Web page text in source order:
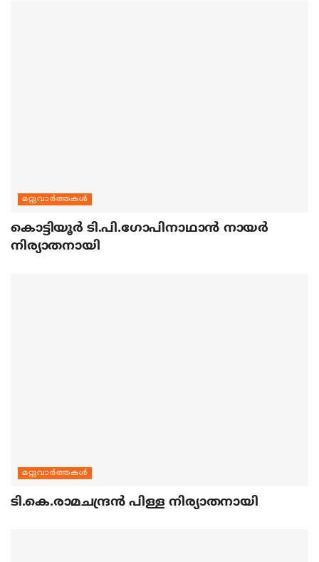
മറ്റുവാര്‍ത്തകള്‍
കൊട്ടിയൂര്‍ ടി.പി.ഗോപിനാഥാന്‍ നായര്‍
നിര്യാതനായി
മറ്റുവാര്‍ത്തകള്‍
ടി.കെ.രാമചന്ദ്രന്‍ പിള്ള നിര്യാതനായി